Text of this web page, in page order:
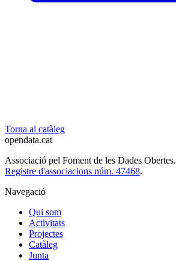
Torna al catàleg
opendata.cat
Associació pel Foment de les Dades Obertes.
Registre d'associacions núm. 47468.
Navegació
Qui som
Activitats
Projectes
Catàleg
Junta